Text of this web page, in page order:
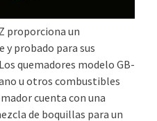
proporciona un
probado para sus
quemadores modelo GB-
u otros combustibles
cuenta con una
de boquillas para un